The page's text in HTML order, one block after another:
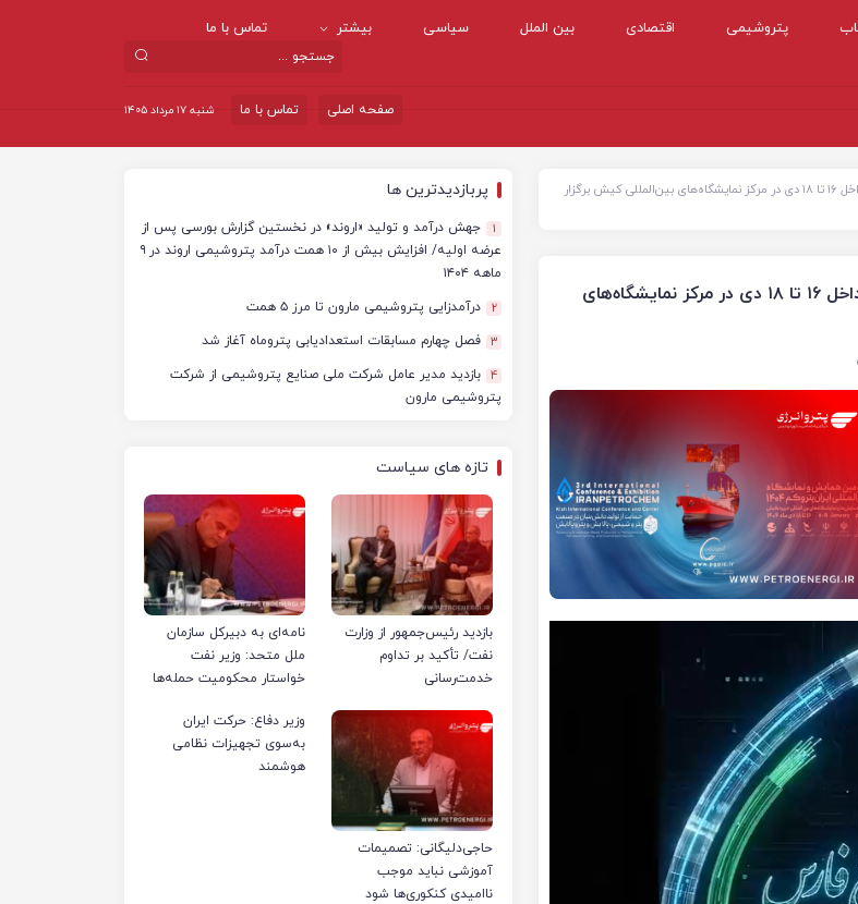
پتروشیمی اقتصادی بین الملل سیاسی بیشتر تماس با ما
شنبه ۱۷ مرداد ۱۴۰۵ تماس با ما
صفحه اصلی
سومین دوره نمایشگاه پتروکم با هدف حمایت از توسعه ساخت داخل ۱۶ تا ۱۸ دی در مرکز نمایشگاه‌های بین‌المللی کیش برگزار
سومین دوره نمایشگاه پتروکم با هدف حمایت از توسعه ساخت داخل ۱۶ تا ۱۸ دی در مرکز نمایشگاه‌های
پربازدیدترین ها
1
جهش درآمد و تولید «اروند» در نخستین گزارش بورسی پس از
عرضه اولیه/ افزایش بیش از ۱۰ همت درآمد پتروشیمی اروند در ۹
ماهه ۱۴۰۴
2 درآمدزایی پتروشیمی مارون تا مرز ۵ همت
3 فصل چهارم مسابقات استعدادیابی پتروماه آغاز شد
4 بازدید مدیر عامل شرکت ملی صنایع پتروشیمی از شرکت
پتروشیمی مارون
تازه های سیاست
بازدید رئیس‌جمهور از وزارت
نفت/ تأکید بر تداوم
خدمت‌رسانی
نامه‌ای به دبیرکل سازمان
ملل متحد: وزیر نفت
خواستار محکومیت حمله‌ها
ایران شد
حاجی‌دلیگانی: تصمیمات
آموزشی نباید موجب
ناامیدی کنکوری‌ها شود
وزیر دفاع: حرکت ایران
به‌سوی تجهیزات نظامی
هوشمند